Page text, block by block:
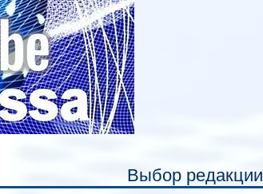
Выбор редакции